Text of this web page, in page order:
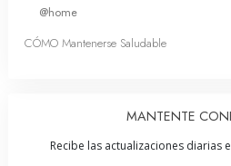
@home
CÓMO Mantenerse Saludable
MANTENTE
Recibe las actualizaciones diarias